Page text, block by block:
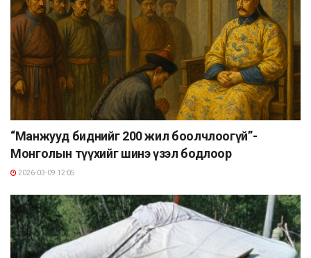
“Манжууд биднийг 200 жил боолчлоогүй”-
Монголын түүхийг шинэ үзэл бодлоор
2026-03-09 12:05